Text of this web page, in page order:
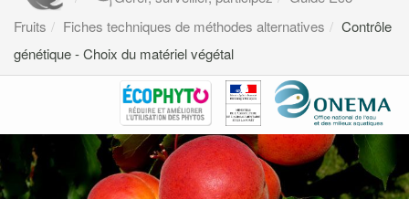
Fruits
Fiches techniques de méthodes alternatives
Contrôle
génétique - Choix du matériel végétal